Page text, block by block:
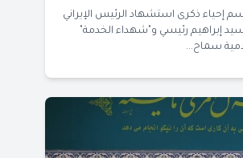
إحياء ذكرى استشهاد الرئيس الإيراني
إبراهيم رئيسي و"شهداء الخدمة"
سماح...